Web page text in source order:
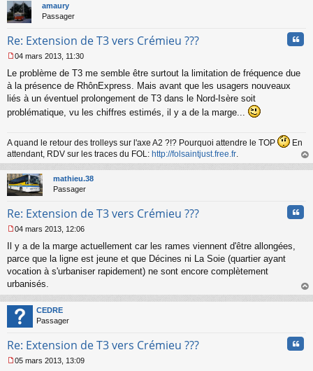
n
o
l
u
amaury
Passager
Re: Extension de T3 vers Crémieu ???
e
s
s
g
o
n
l
u
04 mars 2013, 11:30
Le problème de T3 me semble être surtout la limitation de fréquence due
à la présence de RhônExpress. Mais avant que les usagers nouveaux
liés à un éventuel prolongement de T3 dans le Nord-Isère soit
problématique, vu les chiffres estimés, il y a de la marge...
A quand le retour des trolleys sur l'axe A2 ?!? Pourquoi attendre le TOP
En
attendant, RDV sur les traces du FOL: http://folsaintjust.free.fr
au
mathieu.38
Passager
Re: Extension de T3 vers Crémieu ???
e
s
s
a
g
n
o
l
u
04 mars 2013, 12:06
Il y a de la marge actuellement car les rames viennent d'être allongées,
parce que la ligne est jeune et que Décines ni La Soie (quartier ayant
vocation à s'urbaniser rapidement) ne sont encore complètement
urbanisés.
au
CEDRE
Passager
Re: Extension de T3 vers Crémieu ???
05 mars 2013, 13:09